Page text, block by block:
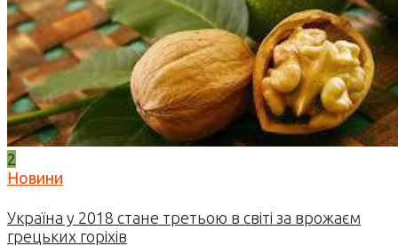
2
Новини
Україна у 2018 стане третьою в світі за врожаєм
грецьких горіхів